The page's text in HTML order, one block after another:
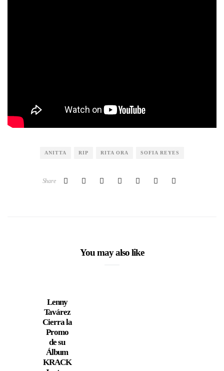
ANITTA RIP RITA ORA SOFIA REYES
Share
You may also like
Lenny
Tavárez
Cierra la
Promo
de su
Álbum
KRACK